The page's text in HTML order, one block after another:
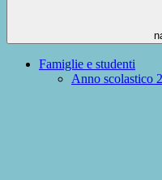
Famiglie e studenti
Anno scolastico